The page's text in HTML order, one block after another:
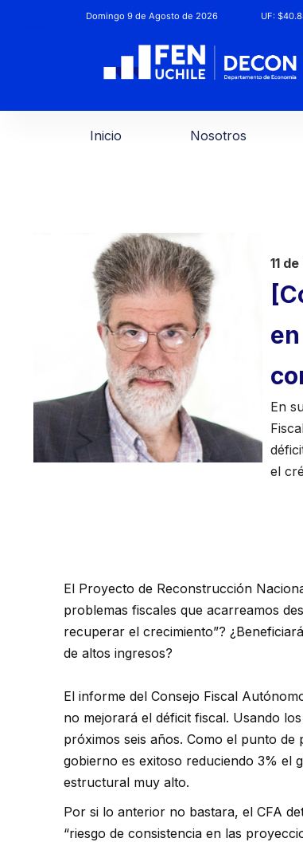
Domingo 9 de Agosto de 2026 UF:
Inicio Nosotros
11
En
el
El Proyecto de Reconstrucción
problemas fiscales que acarreamos
recuperar el crecimiento”?
de altos ingresos?
El informe del Consejo Fiscal
no mejorará el déficit fiscal. Usando
próximos seis años. Como el punto
gobierno es exitoso reduciendo 3% el
estructural muy alto.
Por si lo anterior no bastara, el CFA
“riesgo de consistencia en las